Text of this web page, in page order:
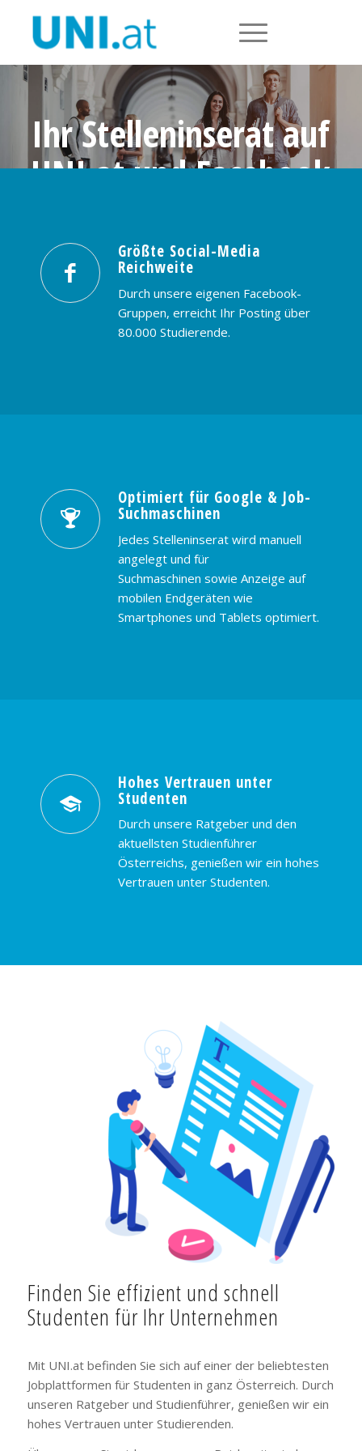
Ihr Stelleninserat auf
UNI.at und Facebook
PREISE & BUCHUNG KONTAKT
Größte Social-Media
Reichweite
Durch unsere eigenen Facebook-
Gruppen, erreicht Ihr Posting über
80.000 Studierende.
Optimiert für Google & Job-
Suchmaschinen
Jedes Stelleninserat wird manuell
angelegt und für
Suchmaschinen sowie Anzeige auf
mobilen Endgeräten wie
Smartphones und Tablets optimiert.
Hohes Vertrauen unter
Studenten
Durch unsere Ratgeber und den
aktuellsten Studienführer
Österreichs, genießen wir ein hohes
Vertrauen unter Studenten.
Finden Sie effizient und schnell
Studenten für Ihr Unternehmen
Mit UNI.at befinden Sie sich auf einer der beliebtesten
Jobplattformen für Studenten in ganz Österreich. Durch
unseren Ratgeber und Studienführer, genießen wir ein
hohes Vertrauen unter Studierenden.